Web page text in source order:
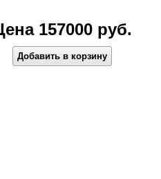
157000 руб.
Добавить в корзину